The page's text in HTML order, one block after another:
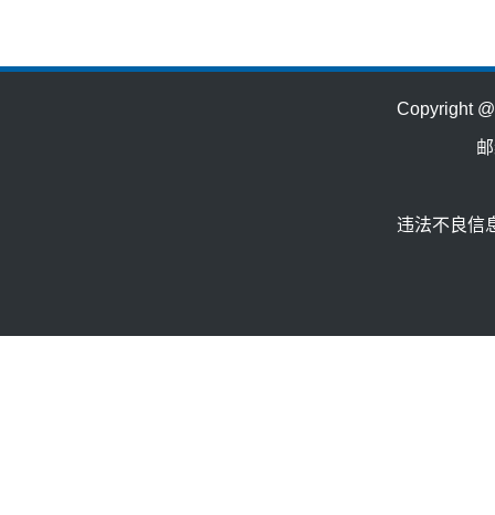
Copyright
违法不良信